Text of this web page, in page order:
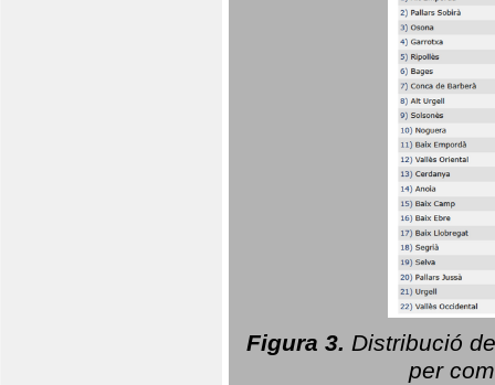
Figura 3. Distribució
per